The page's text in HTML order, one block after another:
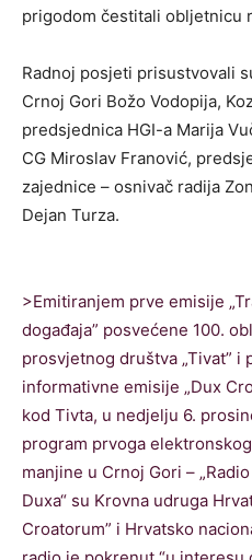
prigodom čestitali obljetnicu
Radnoj posjeti prisustvovali
Crnoj Gori Božo Vodopija,
predsjednica HGI-a Marija
CG Miroslav Franović,
zajednice – osnivač radija
Dejan Turza.
>Emitiranjem prve emisije
događaja” posvećene 100.
prosvjetnog društva „Tivat”
informativne emisije „Dux
kod Tivta, u nedjelju 6.
program prvoga
manjine u Crnoj Gori –
Duxa“ su Krovna udruga
Croatorum” i Hrvatsko